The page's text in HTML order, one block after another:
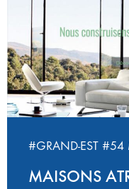
#GRAND-EST #54
MAISONS